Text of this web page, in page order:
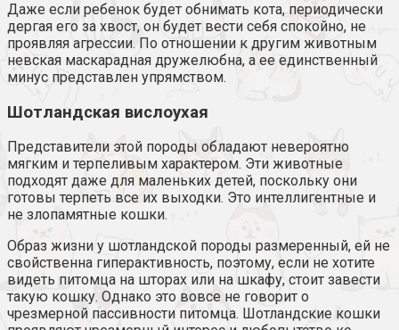
Даже если ребенок будет обнимать кота, периодически
дергая его за хвост, он будет вести себя спокойно, не
проявляя агрессии. По отношении к другим животным
невская маскарадная дружелюбна, а ее единственный
минус представлен упрямством.
Шотландская вислоухая
Представители этой породы обладают невероятно
мягким и терпеливым характером. Эти животные
подходят даже для маленьких детей, поскольку они
готовы терпеть все их выходки. Это интеллигентные и
не злопамятные кошки.
Образ жизни у шотландской породы размеренный, ей не
свойственна гиперактивность, поэтому, если не хотите
видеть питомца на шторах или на шкафу, стоит завести
такую кошку. Однако это вовсе не говорит о
чрезмерной пассивности питомца. Шотландские кошки